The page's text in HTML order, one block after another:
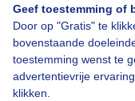
Geef toestemming of
Door op "Gratis" te
bovenstaande
toestemming wenst te
advertentievrije
klikken.
Bedrijfsgegevens
Veelgestelde vragen
Contact
Toegankelijkheid